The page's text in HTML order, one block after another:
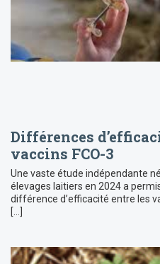
Différences
vaccins FCO-3
Une vaste étude indépendante
élevages laitiers en 2024 a
différence d’efficacité entre les
[…]